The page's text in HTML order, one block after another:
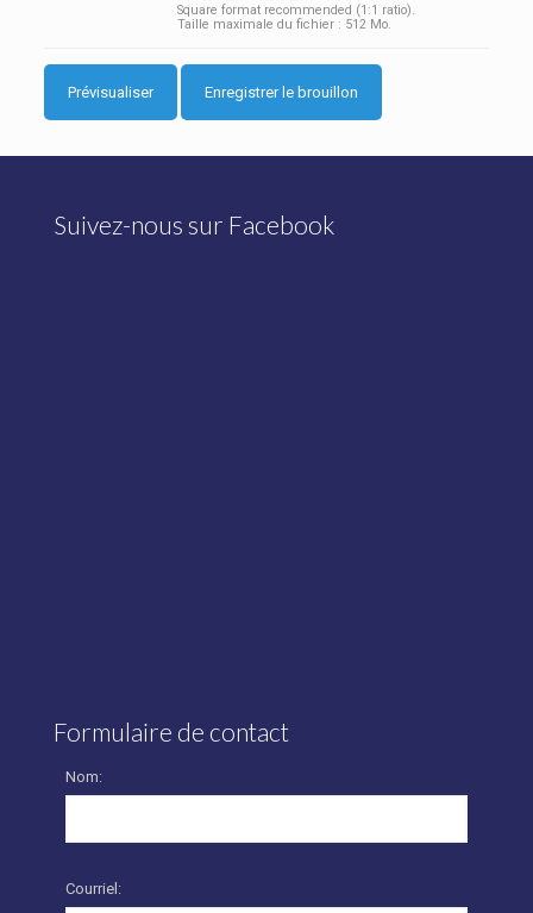
Square format recommended (1:1 ratio).
Taille maximale du fichier : 512 Mo.
Suivez-nous sur Facebook
Formulaire de contact
Nom:
Courriel: